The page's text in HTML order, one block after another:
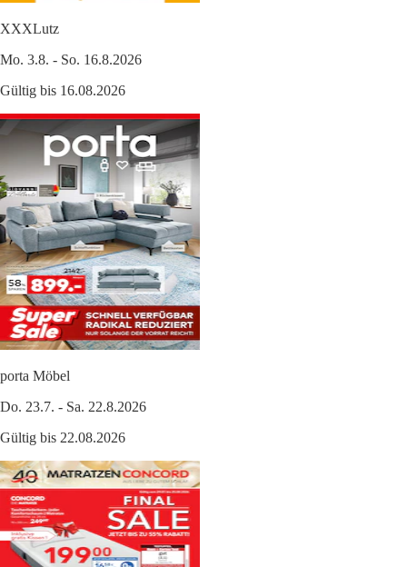
XXXLutz
Mo. 3.8. - So. 16.8.2026
Gültig bis 16.08.2026
porta Möbel
Do. 23.7. - Sa. 22.8.2026
Gültig bis 22.08.2026